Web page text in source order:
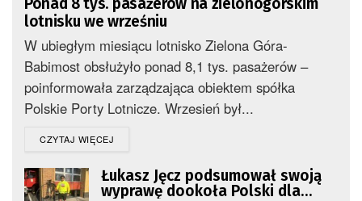
lotnisku we wrześniu
W ubiegłym miesiącu lotnisko Zielona Góra-
Babimost obsłużyło ponad 8,1 tys. pasażerów –
poinformowała zarządzająca obiektem spółka
Polskie Porty Lotnicze. Wrzesień był...
CZYTAJ WIĘCEJ
Łukasz Jęcz podsumował swoją
wyprawę dookoła Polski dla